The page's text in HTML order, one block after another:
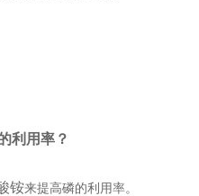
利用率？
铵来提高磷的利用率。